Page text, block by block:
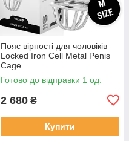
Пояс вірності для чоловіків
Locked Iron Cell Metal Penis
Cage
Готово до відправки 1 од.
2 680 ₴
Купити